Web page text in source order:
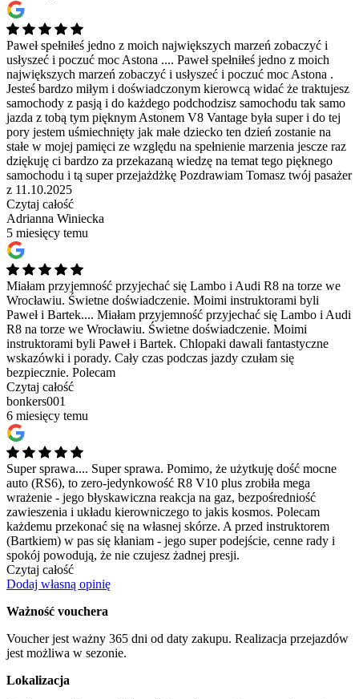
Paweł spełniłeś jedno z moich największych marzeń zobaczyć i
usłyszeć i poczuć moc Astona .... Paweł spełniłeś jedno z moich
największych marzeń zobaczyć i usłyszeć i poczuć moc Astona .
Jesteś bardzo miłym i doświadczonym kierowcą widać że traktujesz
samochody z pasją i do każdego podchodzisz samochodu tak samo
jazda z tobą tym pięknym Astonem V8 Vantage była super i do tej
pory jestem uśmiechnięty jak małe dziecko ten dzień zostanie na
stałe w mojej pamięci ze względu na spełnienie marzenia jescze raz
dziękuję ci bardzo za przekazaną wiedzę na temat tego pięknego
samochodu i tą super przejażdżkę Pozdrawiam Tomasz twój pasażer
z 11.10.2025
Czytaj całość
Adrianna Winiecka
5 miesięcy temu
Miałam przyjemność przyjechać się Lambo i Audi R8 na torze we
Wrocławiu. Świetne doświadczenie. Moimi instruktorami byli
Paweł i Bartek.... Miałam przyjemność przyjechać się Lambo i Audi
R8 na torze we Wrocławiu. Świetne doświadczenie. Moimi
instruktorami byli Paweł i Bartek. Chlopaki dawali fantastyczne
wskazówki i porady. Cały czas podczas jazdy czułam się
bezpiecznie. Polecam
Czytaj całość
bonkers001
6 miesięcy temu
Super sprawa.... Super sprawa. Pomimo, że użytkuję dość mocne
auto (RS6), to zero-jedynkowość R8 V10 plus zrobiła mega
wrażenie - jego błyskawiczna reakcja na gaz, bezpośredniość
zawieszenia i układu kierowniczego to jakis kosmos. Polecam
każdemu przekonać się na własnej skórze. A przed instruktorem
(Bartkiem) w pas się kłaniam - jego super podejście, cenne rady i
spokój powodują, że nie czujesz żadnej presji.
Czytaj całość
Dodaj własną opinię
Ważność vouchera
Voucher jest ważny 365 dni od daty zakupu. Realizacja przejazdów
jest możliwa w sezonie.
Lokalizacja